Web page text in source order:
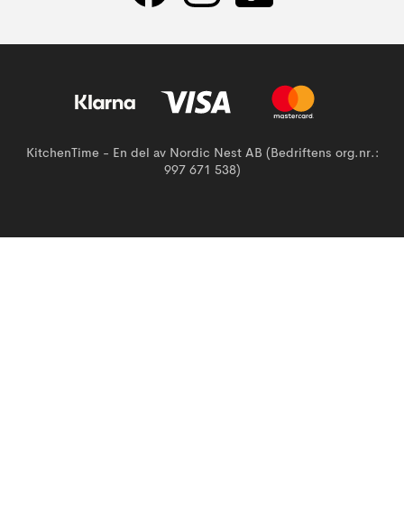
KitchenTime - En del av Nordic Nest AB (Bedriftens org.nr.:
997 671 538)